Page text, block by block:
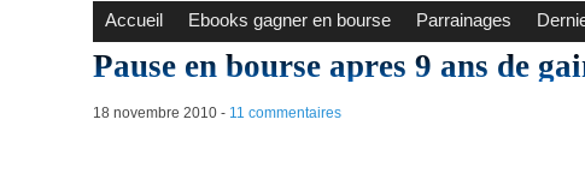
Accueil Ebooks gagner en bourse Parrainages
Pause en bourse apres 9 ans de
18 novembre 2010- 11 commentaires